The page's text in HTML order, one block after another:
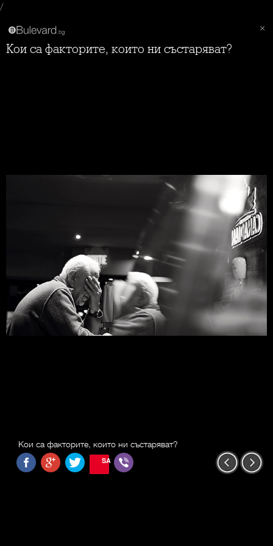
/
Кои са факторите, които ни състаряват?
Кои са факторите, които ни състаряват?
SAVE